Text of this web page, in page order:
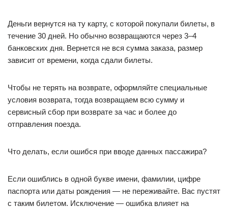
Деньги вернутся на ту карту, с которой покупали билеты, в
течение 30 дней. Но обычно возвращаются через 3–4
банковских дня. Вернется не вся сумма заказа, размер
зависит от времени, когда сдали билеты.
Чтобы не терять на возврате, оформляйте специальные
условия возврата, тогда возвращаем всю сумму и
сервисный сбор при возврате за час и более до
отправления поезда.
Что делать, если ошибся при вводе данных пассажира?
Если ошиблись в одной букве имени, фамилии, цифре
паспорта или даты рождения — не переживайте. Вас пустят
с таким билетом. Исключение — ошибка влияет на